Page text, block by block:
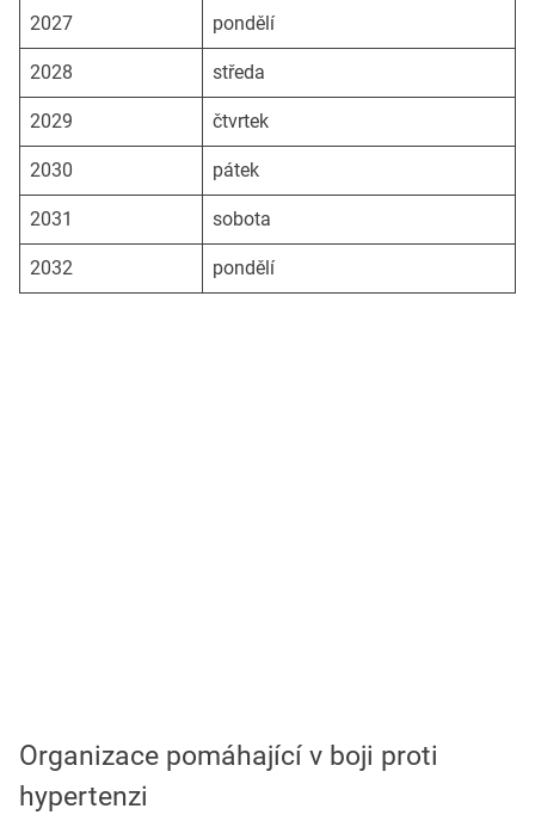
2027 pondělí
2028 středa
2029 čtvrtek
2030 pátek
2031 sobota
2032 pondělí
Organizace pomáhající v boji proti
hypertenzi